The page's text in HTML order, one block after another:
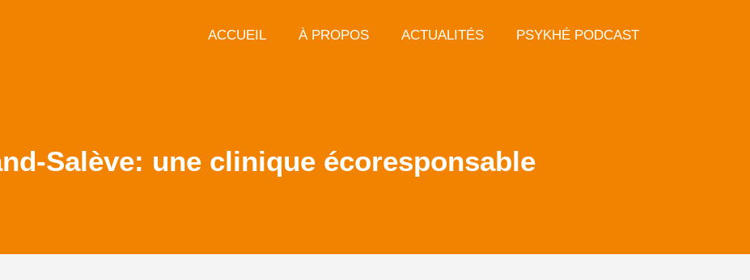
ACCUEIL À PROPOS ACTUALITÉS PSYKHÉ PODCAST
Salève: une clinique écoresponsable